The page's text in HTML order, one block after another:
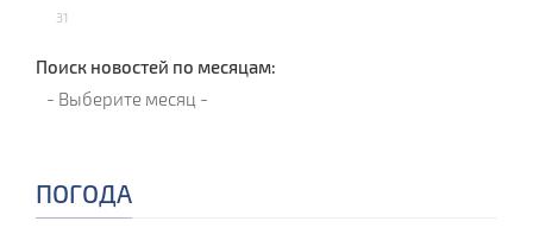
31
Поиск новостей по месяцам:
ПОГОДА